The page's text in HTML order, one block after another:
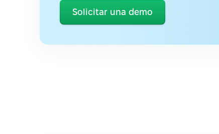
Solicitar una demo